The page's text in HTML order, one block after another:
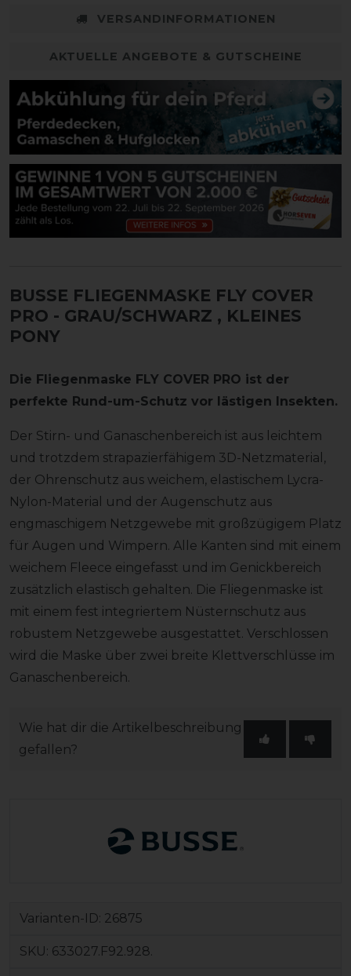
VERSANDINFORMATIONEN
AKTUELLE ANGEBOTE & GUTSCHEINE
BUSSE FLIEGENMASKE FLY COVER
PRO - GRAU/SCHWARZ , KLEINES
PONY
Die Fliegenmaske FLY COVER PRO ist der
perfekte Rund-um-Schutz vor lästigen Insekten.
Der Stirn- und Ganaschenbereich ist aus leichtem
und trotzdem strapazierfähigem 3D-Netzmaterial,
der Ohrenschutz aus weichem, elastischem Lycra-
Nylon-Material und der Augenschutz aus
engmaschigem Netzgewebe mit großzügigem Platz
für Augen und Wimpern. Alle Kanten sind mit einem
weichem Fleece eingefasst und im Genickbereich
zusätzlich elastisch gehalten. Die Fliegenmaske ist
mit einem fest integriertem Nüsternschutz aus
robustem Netzgewebe ausgestattet. Verschlossen
wird die Maske über zwei breite Klettverschlüsse im
Ganaschenbereich.
Wie hat dir die Artikelbeschreibung
gefallen?
Varianten-ID: 26875
SKU: 633027.F92.928.